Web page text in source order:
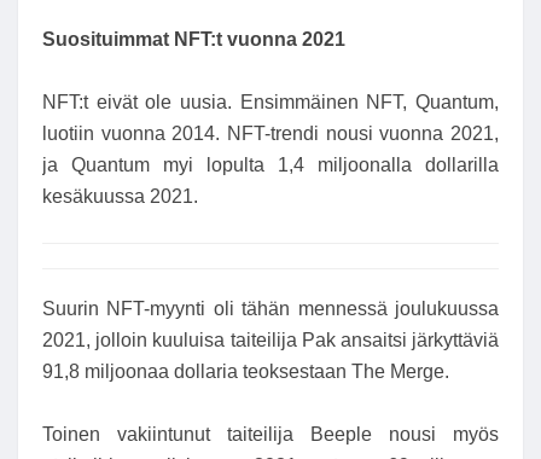
Suosituimmat NFT:t vuonna 2021
NFT:t eivät ole uusia. Ensimmäinen NFT, Quantum,
luotiin vuonna 2014. NFT-trendi nousi vuonna 2021,
ja Quantum myi lopulta 1,4 miljoonalla dollarilla
kesäkuussa 2021.
Suurin NFT-myynti oli tähän mennessä joulukuussa
2021, jolloin kuuluisa taiteilija Pak ansaitsi järkyttäviä
91,8 miljoonaa dollaria teoksestaan ​​The Merge.
Toinen vakiintunut taiteilija Beeple nousi myös